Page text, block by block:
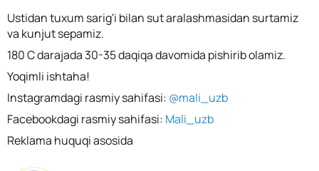
Ustidan tuxum sarig'i bilan sut aralashmasidan surtamiz
va kunjut sepamiz.
180 C darajada 30-35 daqiqa davomida pishirib olamiz.
Yoqimli ishtaha!
Instagramdagi rasmiy sahifasi: @mali_uzb
Facebookdagi rasmiy sahifasi: Mali_uzb
Reklama huquqi asosida